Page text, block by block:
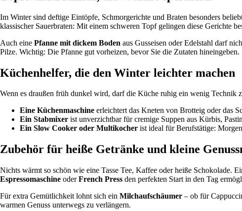
Im Winter sind deftige Eintöpfe, Schmorgerichte und Braten besonders
klassischer Sauerbraten: Mit einem schweren Topf gelingen diese Gerichte
Auch eine Pfanne mit dickem Boden aus Gusseisen oder Edelstahl darf
Pilze. Wichtig: Die Pfanne gut vorheizen, bevor Sie die Zutaten hineingeben.
Küchenhelfer, die den Winter leichter machen
Wenn es draußen früh dunkel wird, darf die Küche ruhig ein wenig Technik
Eine Küchenmaschine erleichtert das Kneten von Brotteig oder das
Ein Stabmixer ist unverzichtbar für cremige Suppen aus Kürbis,
Ein Slow Cooker oder Multikocher ist ideal für Berufstätige:
Zubehör für heiße Getränke und kleine
Nichts wärmt so schön wie eine Tasse Tee, Kaffee oder heiße Schokolade.
Espressomaschine oderFrench Press den perfekten Start in den Tag
Für extra Gemütlichkeit lohnt sich ein Milchaufschäumer – ob für
warmen Genuss unterwegs zu verlängern.